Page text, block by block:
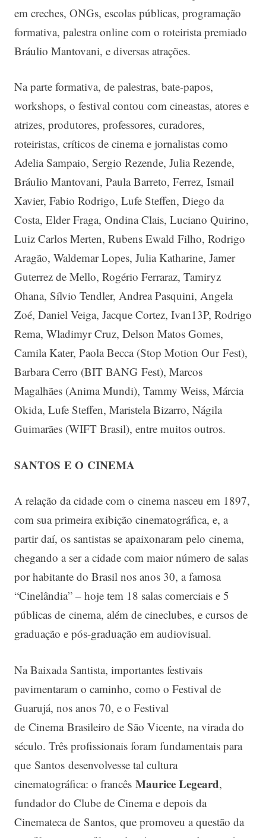
em creches, ONGs, escolas públicas, programação
formativa, palestra online com o roteirista premiado
Bráulio Mantovani, e diversas atrações.
Na parte formativa, de palestras, bate-papos,
workshops, o festival contou com cineastas, atores e
atrizes, produtores, professores, curadores,
roteiristas, críticos de cinema e jornalistas como
Adelia Sampaio, Sergio Rezende, Julia Rezende,
Bráulio Mantovani, Paula Barreto, Ferrez, Ismail
Xavier, Fabio Rodrigo, Lufe Steffen, Diego da
Costa, Elder Fraga, Ondina Clais, Luciano Quirino,
Luiz Carlos Merten, Rubens Ewald Filho, Rodrigo
Aragão, Waldemar Lopes, Julia Katharine, Jamer
Guterrez de Mello, Rogério Ferraraz, Tamiryz
Ohana, Sílvio Tendler, Andrea Pasquini, Angela
Zoé, Daniel Veiga, Jacque Cortez, Ivan13P, Rodrigo
Rema, Wladimyr Cruz, Delson Matos Gomes,
Camila Kater, Paola Becca (Stop Motion Our Fest),
Barbara Cerro (BIT BANG Fest), Marcos
Magalhães (Anima Mundi), Tammy Weiss, Márcia
Okida, Lufe Steffen, Maristela Bizarro, Nágila
Guimarães (WIFT Brasil), entre muitos outros.
SANTOS E O CINEMA
A relação da cidade com o cinema nasceu em 1897,
com sua primeira exibição cinematográfica, e, a
partir daí, os santistas se apaixonaram pelo cinema,
chegando a ser a cidade com maior número de salas
por habitante do Brasil nos anos 30, a famosa
“Cinelândia” – hoje tem 18 salas comerciais e 5
públicas de cinema, além de cineclubes, e cursos de
graduação e pós-graduação em audiovisual.
Na Baixada Santista, importantes festivais
pavimentaram o caminho, como o Festival de
Guarujá, nos anos 70, e o Festival
de Cinema Brasileiro de São Vicente, na virada do
século. Três profissionais foram fundamentais para
que Santos desenvolvesse tal cultura
cinematográfica: o francês Maurice Legeard,
fundador do Clube de Cinema e depois da
Cinemateca de Santos, que promoveu a questão da